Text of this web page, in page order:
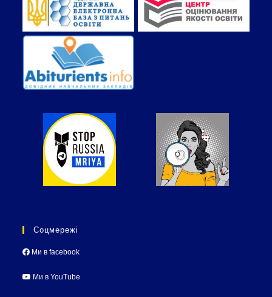
Соцмережі
Ми в facebook
Ми в YouTube